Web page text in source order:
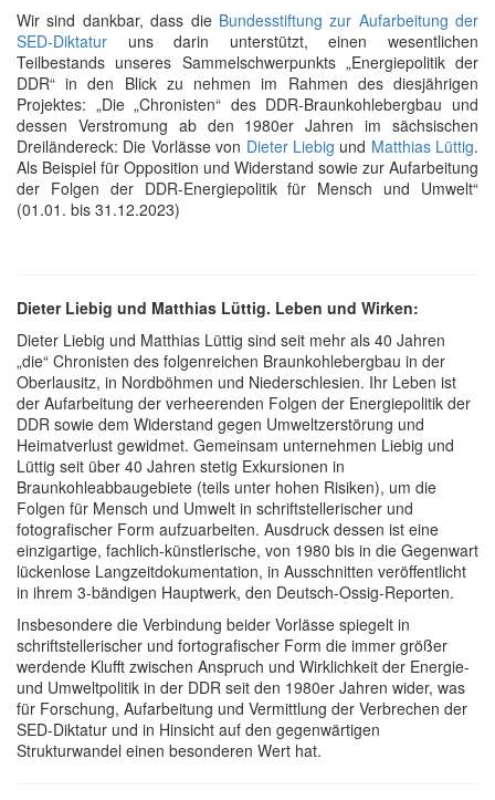
Wir sind dankbar, dass die Bundesstiftung zur Aufarbeitung der
SED-Diktatur uns darin unterstützt, einen wesentlichen
Teilbestands unseres Sammelschwerpunkts „Energiepolitik der
DDR“ in den Blick zu nehmen im Rahmen des diesjährigen
Projektes: „Die „Chronisten“ des DDR‐Braunkohlebergbau und
dessen Verstromung ab den 1980er Jahren im sächsischen
Dreiländereck: Die Vorlässe von Dieter Liebig und Matthias Lüttig.
Als Beispiel für Opposition und Widerstand sowie zur Aufarbeitung
der Folgen der DDR‐Energiepolitik für Mensch und Umwelt“
(01.01. bis 31.12.2023)
Dieter Liebig und Matthias Lüttig. Leben und Wirken:
Dieter Liebig und Matthias Lüttig sind seit mehr als 40 Jahren
„die“ Chronisten des folgenreichen Braunkohlebergbau in der
Oberlausitz, in Nordböhmen und Niederschlesien. Ihr Leben ist
der Aufarbeitung der verheerenden Folgen der Energiepolitik der
DDR sowie dem Widerstand gegen Umweltzerstörung und
Heimatverlust gewidmet. Gemeinsam unternehmen Liebig und
Lüttig seit über 40 Jahren stetig Exkursionen in
Braunkohleabbaugebiete (teils unter hohen Risiken), um die
Folgen für Mensch und Umwelt in schriftstellerischer und
fotografischer Form aufzuarbeiten. Ausdruck dessen ist eine
einzigartige, fachlich-künstlerische, von 1980 bis in die Gegenwart
lückenlose Langzeitdokumentation, in Ausschnitten veröffentlicht
in ihrem 3-bändigen Hauptwerk, den Deutsch-Ossig-Reporten.
Insbesondere die Verbindung beider Vorlässe spiegelt in
schriftstellerischer und fortografischer Form die immer größer
werdende Klufft zwischen Anspruch und Wirklichkeit der Energie-
und Umweltpolitik in der DDR seit den 1980er Jahren wider, was
für Forschung, Aufarbeitung und Vermittlung der Verbrechen der
SED-Diktatur und in Hinsicht auf den gegenwärtigen
Strukturwandel einen besonderen Wert hat.